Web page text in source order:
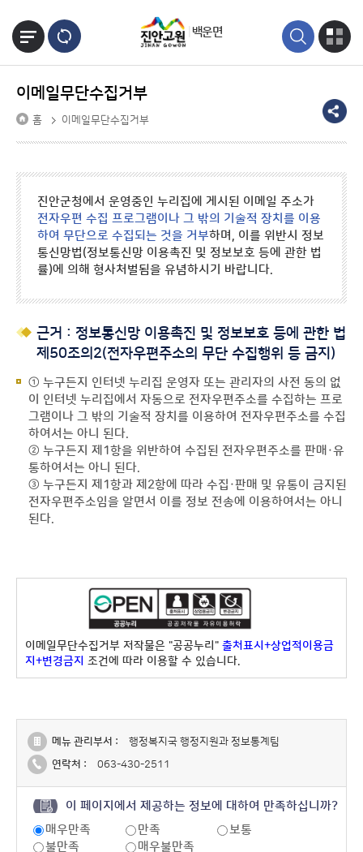
백운면
이메일무단수집거부
홈 이메일무단수집거부
진안군청에서 운영중인 누리집에 게시된 이메일 주소가
전자우편 수집 프로그램이나 그 밖의 기술적 장치를 이용
하여 무단으로 수집되는 것을 거부하며, 이를 위반시 정보
통신망법(정보통신망 이용촉진 및 정보보호 등에 관한 법
률)에 의해 형사처벌됨을 유념하시기 바랍니다.
근거 : 정보통신망 이용촉진 및 정보보호 등에 관한 법
제50조의2(전자우편주소의 무단 수집행위 등 금지)
① 누구든지 인터넷 누리집 운영자 또는 관리자의 사전 동의 없
이 인터넷 누리집에서 자동으로 전자우편주소를 수집하는 프로
그램이나 그 밖의 기술적 장치를 이용하여 전자우편주소를 수집
하여서는 아니 된다.
② 누구든지 제1항을 위반하여 수집된 전자우편주소를 판매·유
통하여서는 아니 된다.
③ 누구든지 제1항과 제2항에 따라 수집·판매 및 유통이 금지된
전자우편주소임을 알면서 이를 정보 전송에 이용하여서는 아니
된다.
이메일무단수집거부 저작물은 "공공누리" 출처표시+상업적이용금
지+변경금지 조건에 따라 이용할 수 있습니다.
메뉴 관리부서 :
행정복지국 행정지원과 정보통계팀
연락처 :
063-430-2511
이 페이지에서 제공하는 정보에 대하여 만족하십니까?
매우만족
만족
보통
불만족
매우불만족